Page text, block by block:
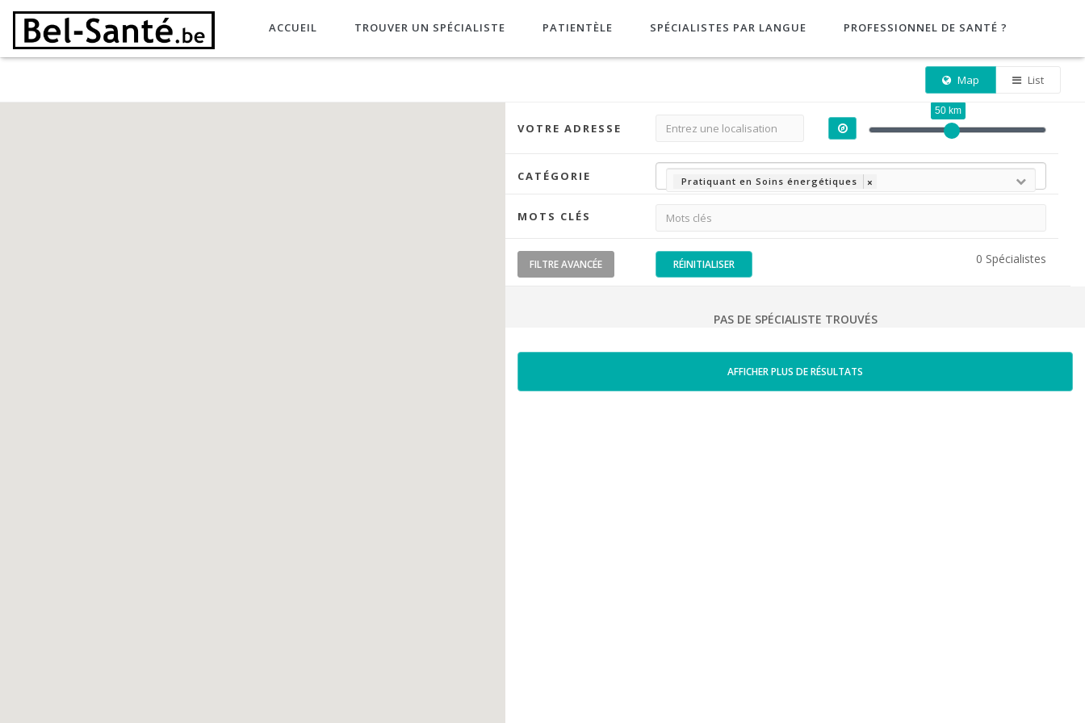
ACCUEIL TROUVER UN SPÉCIALISTE PATIENTÈLE SPÉCIALISTES PAR LANGUE PROFESSIONNEL DE SANTÉ ?
Map List
VOTRE ADRESSE
50 km
CATÉGORIE Pratiquant en Soins énergétiques ×
MOTS CLÉS
FILTREAVANCÉE RÉINITIALISER 0 Spécialistes
PAS DE SPÉCIALISTE TROUVÉS
AFFICHER PLUS DE RÉSULTATS